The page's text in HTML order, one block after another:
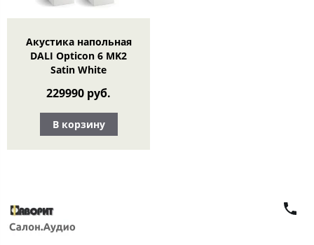
Акустика напольная
DALI Opticon 6 MK2
Satin White
229990 руб.
В корзину